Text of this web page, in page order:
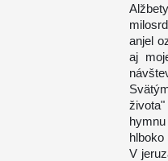
anjel
aj
hlboko
V